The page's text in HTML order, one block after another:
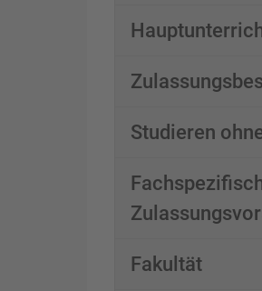
Studieren
Fakultät